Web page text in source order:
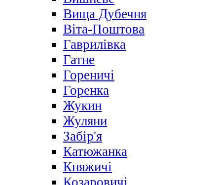
Вища Дубечня
Віта-Поштова
Гаврилівка
Гатне
Гореничі
Горенка
Жукин
Жуляни
Забір'я
Катюжанка
Княжичі